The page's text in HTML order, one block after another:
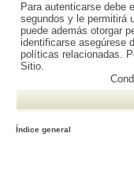
Para autenticarse debe
segundos y le permitirá
puede además otorgar
identificarse asegúrese
políticas relacionadas.
Sitio.
Índice general